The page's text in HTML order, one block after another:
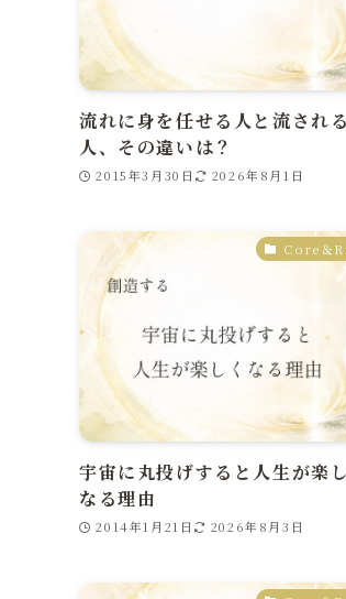
流れに身を任せる人と流される
人、その違いは？
2015年3月30日 2026年8月1日
Core＆
宇宙に丸投げすると人生が楽
なる理由
2014年1月21日 2026年8月3日